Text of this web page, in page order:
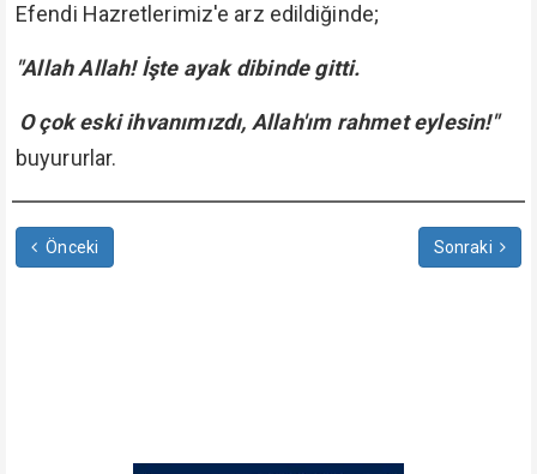
Efendi Hazretlerimiz'e arz edildiğinde;
"Allah Allah! İşte ayak dibinde gitti.
O çok eski ihvanımızdı, Allah'ım rahmet eylesin!"
buyururlar.
Önceki Sonraki